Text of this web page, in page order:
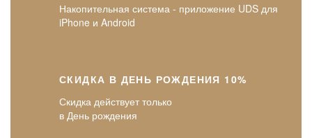
Накопительная система - приложение UDS для
iPhone и Android
СКИДКА В ДЕНЬ РОЖДЕНИЯ 10%
Скидка действует только
в День рождения